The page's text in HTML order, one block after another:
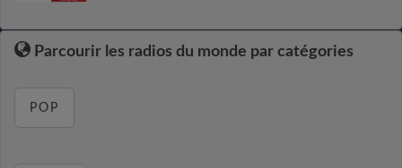
Parcourir les radios du monde par catégories
POP